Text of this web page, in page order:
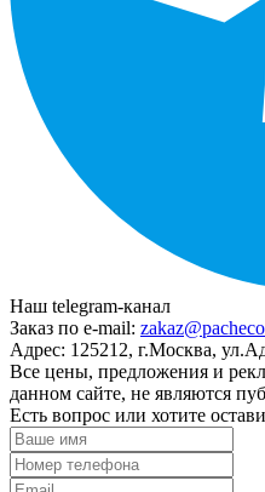
Наш telegram-канал
Заказ по e-mail:
Адрес: 125212, г.Москва,
Все цены, предложения и
данном сайте, не являются
Есть вопрос или хотите